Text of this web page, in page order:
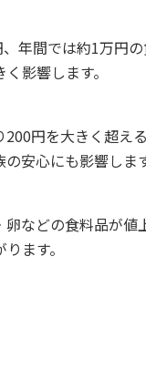
年間では約1万円の
影響します。
円を大きく超え
安心にも影響します
などの食料品が値
ます。